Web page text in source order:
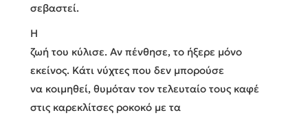
σεβαστεί.
Η
ζωή του κύλισε. Αν πένθησε, το ήξερε μόνο
εκείνος. Κάτι νύχτες που δεν μπορούσε
να κοιμηθεί, θυμόταν τον τελευταίο τους καφέ
στις καρεκλίτσες ροκοκό με τα